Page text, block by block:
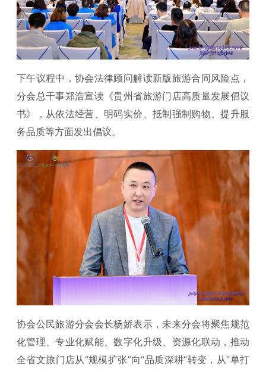
下午议程中，协会法律顾问解读新版旅游合同风险点，
分会总干事郑浩宣读《贵州省旅游门店高质量发展倡议
书》，从依法经营、明码实价、抵制强制购物、提升服
务品质等方面发出倡议。
协会公民旅游分会会长杨娇表示，未来分会将聚焦规范
化管理、专业化赋能、数字化升级、资源化联动，推动
全省文旅门店从“规模扩张”向“品质深耕”转变，从“单打